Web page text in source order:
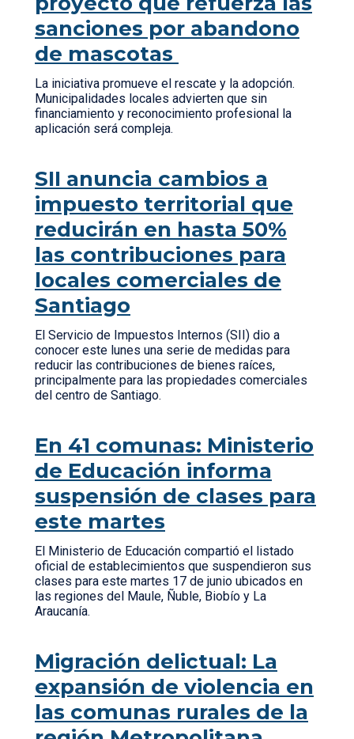
sanciones por abandono
de mascotas
La iniciativa promueve el rescate y la adopción.
Municipalidades locales advierten que sin
financiamiento y reconocimiento profesional la
aplicación será compleja.
SII anuncia cambios a
impuesto territorial que
reducirán en hasta 50%
las contribuciones para
locales comerciales de
Santiago
El Servicio de Impuestos Internos (SII) dio a
conocer este lunes una serie de medidas para
reducir las contribuciones de bienes raíces,
principalmente para las propiedades comerciales
del centro de Santiago.
En 41 comunas: Ministerio
de Educación informa
suspensión de clases para
este martes
El Ministerio de Educación compartió el listado
oficial de establecimientos que suspendieron sus
clases para este martes 17 de junio ubicados en
las regiones del Maule, Ñuble, Biobío y La
Araucanía.
Migración delictual: La
expansión de violencia en
las comunas rurales de la